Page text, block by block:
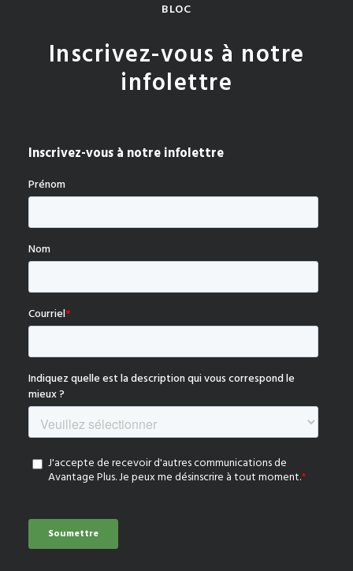
BLOC
Inscrivez-vous à notre
infolettre